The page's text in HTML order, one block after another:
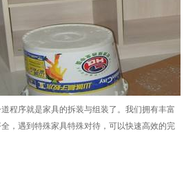
程序就是家具的拆装与组装了。我们拥有丰富
，遇到特殊家具特殊对待，可以快速高效的完